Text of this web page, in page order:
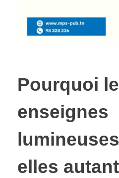
Pourquoi
enseignes
elles